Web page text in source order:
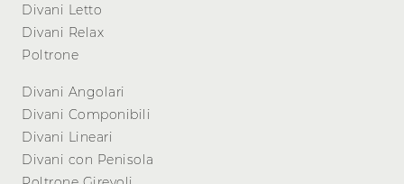
Divani Letto
Divani Relax
Poltrone
Divani Angolari
Divani Componibili
Divani Lineari
Divani con Penisola